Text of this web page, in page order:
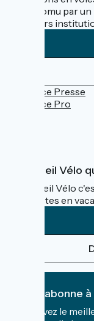
et promu par
et leurs
Espace Presse
Espace Pro
Accueil Vélo
Accueil Vélo
cyclistes en
Je m'abonne
Recevez le